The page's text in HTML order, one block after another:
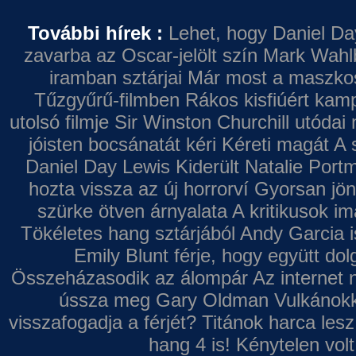
További hírek : Lehet, hogy Daniel
zavarba az Oscar-jelölt szín Mark
iramban sztárjai Már most a
Tűzgyűrű-filmben Rákos kisfiúért
utolsó filmje Sir Winston Churchill utódai
jóisten bocsánatát kéri Kéreti magát A
Daniel Day Lewis Kiderült Natalie
hozta vissza az új horrorví Gyorsan
szürke ötven árnyalata A kritikusok
Tökéletes hang sztárjából Andy Garcia
Emily Blunt férje, hogy együtt
Összeházasodik az álompár Az internet
ússza meg Gary Oldman
visszafogadja a férjét? Titánok harca
hang 4 is! Kénytelen